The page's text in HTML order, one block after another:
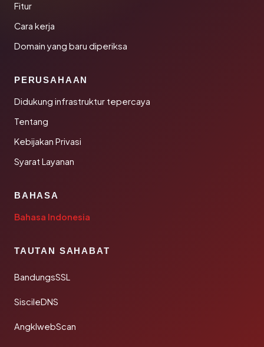
Fitur
Cara kerja
Domain yang baru diperiksa
PERUSAHAAN
Didukung infrastruktur tepercaya
Tentang
Kebijakan Privasi
Syarat Layanan
BAHASA
Bahasa Indonesia
TAUTAN SAHABAT
BandungsSSL
SiscileDNS
AngklwebScan